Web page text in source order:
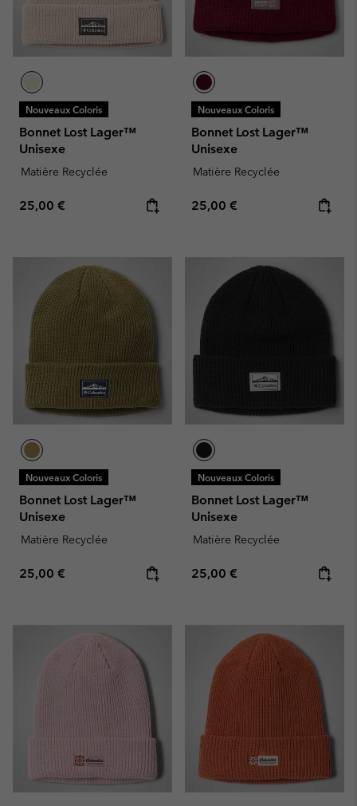
Nouveaux Coloris
Bonnet Lost Lager™
Unisexe
Matière Recyclée
Regular price:
25,00 €
Nouveaux Coloris
Bonnet Lost Lager™
Unisexe
Matière Recyclée
Regular price:
25,00 €
Nouveaux Coloris
Bonnet Lost Lager™
Unisexe
Matière Recyclée
Regular price:
25,00 €
Nouveaux Coloris
Bonnet Lost Lager™
Unisexe
Matière Recyclée
Regular price:
25,00 €